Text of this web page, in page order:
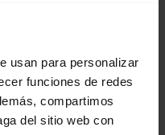
usan para personalizar
funciones de redes
compartimos
del sitio web con
Bluetooth